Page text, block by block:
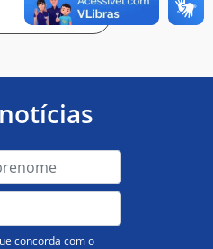
concorda com o